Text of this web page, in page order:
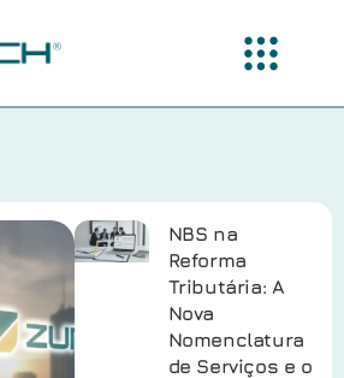
NBS na
Reforma
Tributária: A
Nova
Nomenclatura
de Serviços e o